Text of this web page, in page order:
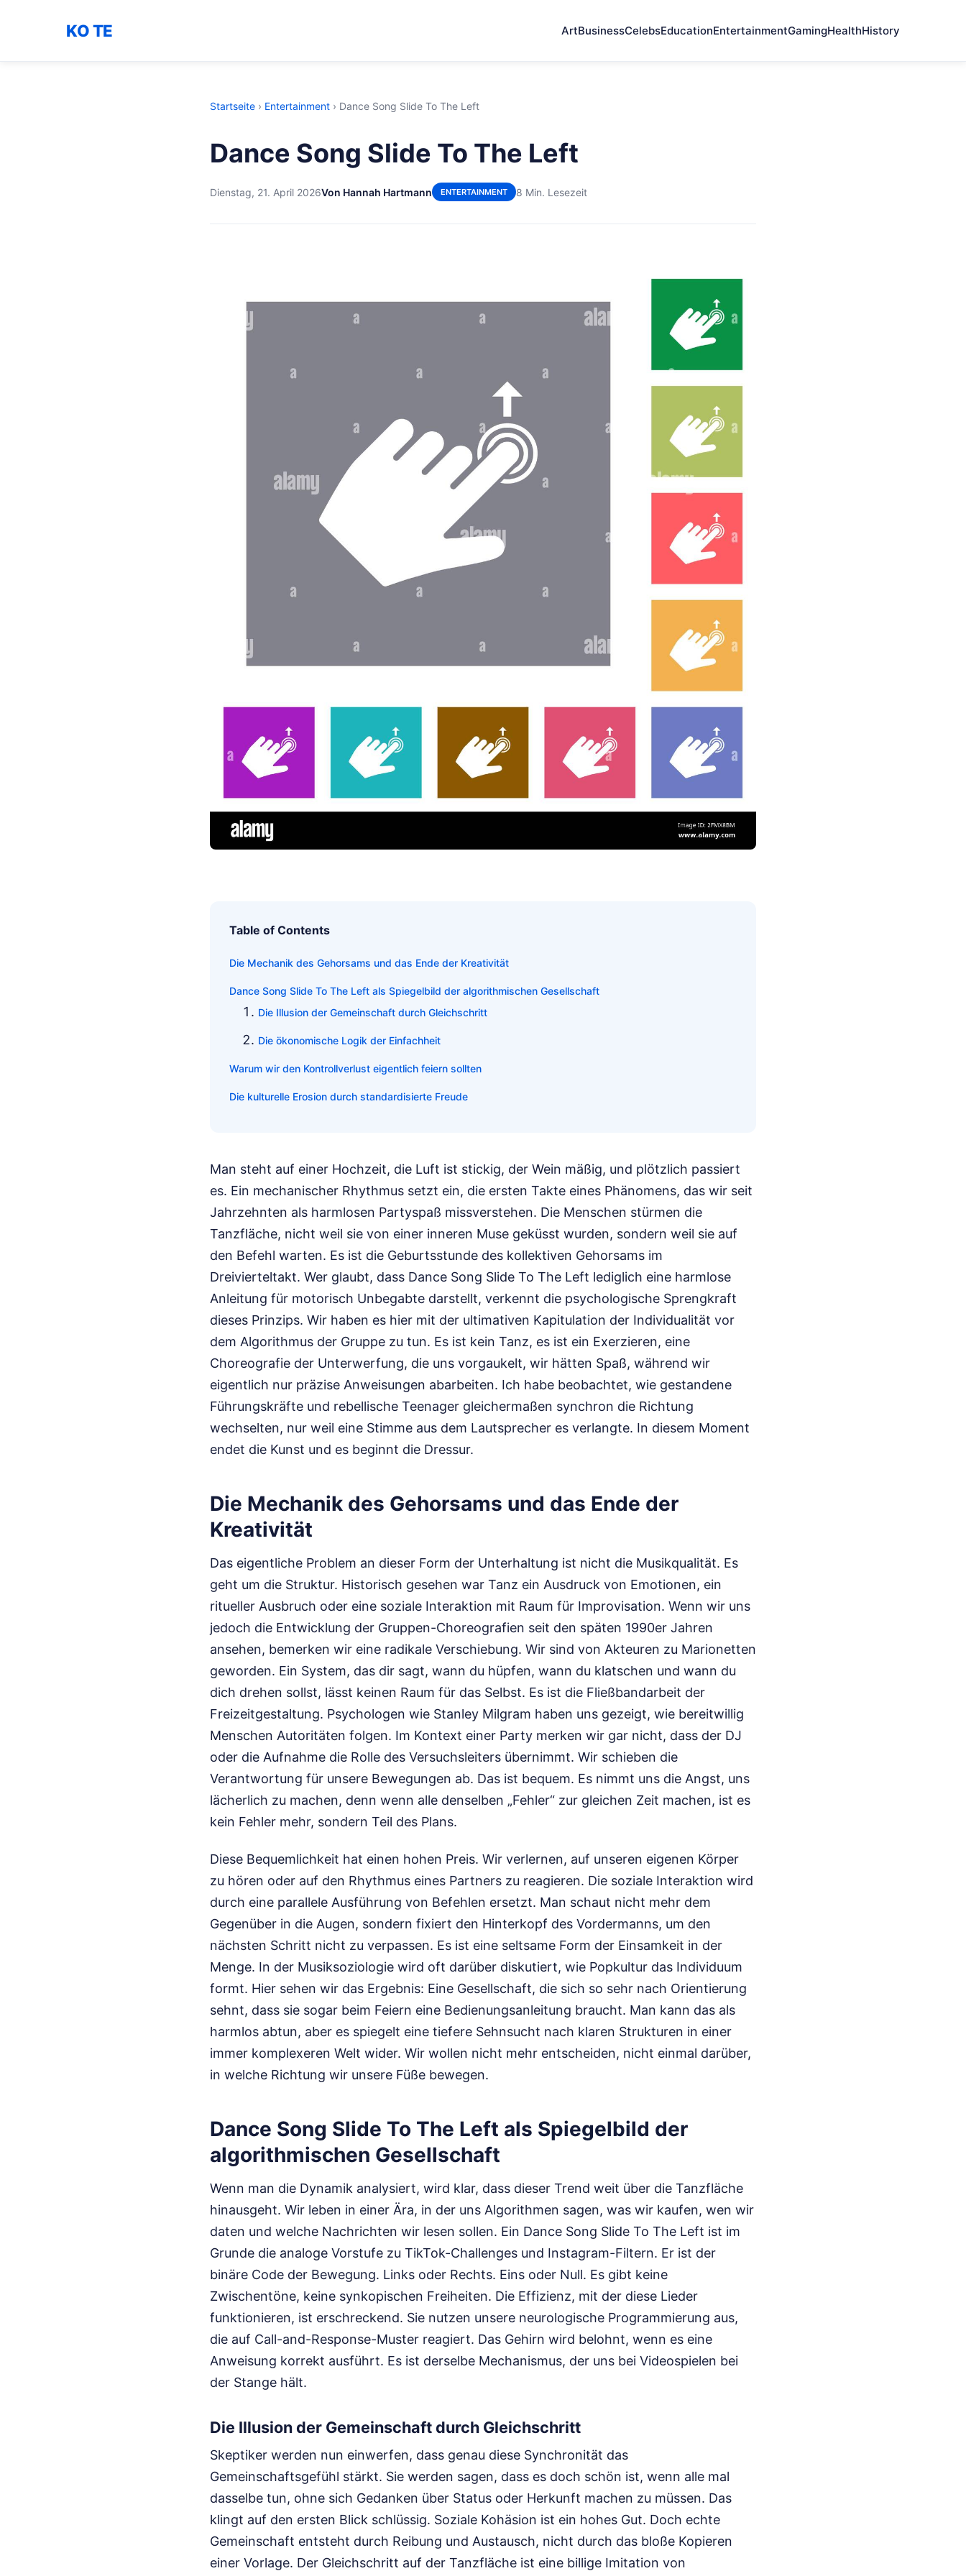
KO TE ArtBusinessCelebsEducationEntertainmentGamingHealthHistory
Startseite › Entertainment › Dance Song Slide To The Left
Dance Song Slide To The Left
Dienstag, 21. April 2026Von Hannah Hartmann ENTERTAINMENT 8 Min. Lesezeit
Table of Contents
Die Mechanik des Gehorsams und das Ende der Kreativität
Dance Song Slide To The Left als Spiegelbild der algorithmischen Gesellschaft
Die Illusion der Gemeinschaft durch Gleichschritt
Die ökonomische Logik der Einfachheit
Warum wir den Kontrollverlust eigentlich feiern sollten
Die kulturelle Erosion durch standardisierte Freude
Man steht auf einer Hochzeit, die Luft ist stickig, der Wein mäßig, und plötzlich passiert
es. Ein mechanischer Rhythmus setzt ein, die ersten Takte eines Phänomens, das wir seit
Jahrzehnten als harmlosen Partyspaß missverstehen. Die Menschen stürmen die
Tanzfläche, nicht weil sie von einer inneren Muse geküsst wurden, sondern weil sie auf
den Befehl warten. Es ist die Geburtsstunde des kollektiven Gehorsams im
Dreivierteltakt. Wer glaubt, dass Dance Song Slide To The Left lediglich eine harmlose
Anleitung für motorisch Unbegabte darstellt, verkennt die psychologische Sprengkraft
dieses Prinzips. Wir haben es hier mit der ultimativen Kapitulation der Individualität vor
dem Algorithmus der Gruppe zu tun. Es ist kein Tanz, es ist ein Exerzieren, eine
Choreografie der Unterwerfung, die uns vorgaukelt, wir hätten Spaß, während wir
eigentlich nur präzise Anweisungen abarbeiten. Ich habe beobachtet, wie gestandene
Führungskräfte und rebellische Teenager gleichermaßen synchron die Richtung
wechselten, nur weil eine Stimme aus dem Lautsprecher es verlangte. In diesem Moment
endet die Kunst und es beginnt die Dressur.
Die Mechanik des Gehorsams und das Ende der
Kreativität
Das eigentliche Problem an dieser Form der Unterhaltung ist nicht die Musikqualität. Es
geht um die Struktur. Historisch gesehen war Tanz ein Ausdruck von Emotionen, ein
ritueller Ausbruch oder eine soziale Interaktion mit Raum für Improvisation. Wenn wir uns
jedoch die Entwicklung der Gruppen-Choreografien seit den späten 1990er Jahren
ansehen, bemerken wir eine radikale Verschiebung. Wir sind von Akteuren zu Marionetten
geworden. Ein System, das dir sagt, wann du hüpfen, wann du klatschen und wann du
dich drehen sollst, lässt keinen Raum für das Selbst. Es ist die Fließbandarbeit der
Freizeitgestaltung. Psychologen wie Stanley Milgram haben uns gezeigt, wie bereitwillig
Menschen Autoritäten folgen. Im Kontext einer Party merken wir gar nicht, dass der DJ
oder die Aufnahme die Rolle des Versuchsleiters übernimmt. Wir schieben die
Verantwortung für unsere Bewegungen ab. Das ist bequem. Es nimmt uns die Angst, uns
lächerlich zu machen, denn wenn alle denselben „Fehler“ zur gleichen Zeit machen, ist es
kein Fehler mehr, sondern Teil des Plans.
Diese Bequemlichkeit hat einen hohen Preis. Wir verlernen, auf unseren eigenen Körper
zu hören oder auf den Rhythmus eines Partners zu reagieren. Die soziale Interaktion wird
durch eine parallele Ausführung von Befehlen ersetzt. Man schaut nicht mehr dem
Gegenüber in die Augen, sondern fixiert den Hinterkopf des Vordermanns, um den
nächsten Schritt nicht zu verpassen. Es ist eine seltsame Form der Einsamkeit in der
Menge. In der Musiksoziologie wird oft darüber diskutiert, wie Popkultur das Individuum
formt. Hier sehen wir das Ergebnis: Eine Gesellschaft, die sich so sehr nach Orientierung
sehnt, dass sie sogar beim Feiern eine Bedienungsanleitung braucht. Man kann das als
harmlos abtun, aber es spiegelt eine tiefere Sehnsucht nach klaren Strukturen in einer
immer komplexeren Welt wider. Wir wollen nicht mehr entscheiden, nicht einmal darüber,
in welche Richtung wir unsere Füße bewegen.
Dance Song Slide To The Left als Spiegelbild der
algorithmischen Gesellschaft
Wenn man die Dynamik analysiert, wird klar, dass dieser Trend weit über die Tanzfläche
hinausgeht. Wir leben in einer Ära, in der uns Algorithmen sagen, was wir kaufen, wen wir
daten und welche Nachrichten wir lesen sollen. Ein Dance Song Slide To The Left ist im
Grunde die analoge Vorstufe zu TikTok-Challenges und Instagram-Filtern. Er ist der
binäre Code der Bewegung. Links oder Rechts. Eins oder Null. Es gibt keine
Zwischentöne, keine synkopischen Freiheiten. Die Effizienz, mit der diese Lieder
funktionieren, ist erschreckend. Sie nutzen unsere neurologische Programmierung aus,
die auf Call-and-Response-Muster reagiert. Das Gehirn wird belohnt, wenn es eine
Anweisung korrekt ausführt. Es ist derselbe Mechanismus, der uns bei Videospielen bei
der Stange hält.
Die Illusion der Gemeinschaft durch Gleichschritt
Skeptiker werden nun einwerfen, dass genau diese Synchronität das
Gemeinschaftsgefühl stärkt. Sie werden sagen, dass es doch schön ist, wenn alle mal
dasselbe tun, ohne sich Gedanken über Status oder Herkunft machen zu müssen. Das
klingt auf den ersten Blick schlüssig. Soziale Kohäsion ist ein hohes Gut. Doch echte
Gemeinschaft entsteht durch Reibung und Austausch, nicht durch das bloße Kopieren
einer Vorlage. Der Gleichschritt auf der Tanzfläche ist eine billige Imitation von